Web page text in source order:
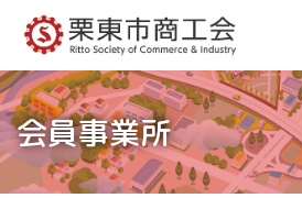
ン
ツ
へ
ス
キ
ッ
ー
シ
ョ
ン
に
移
会員事業所